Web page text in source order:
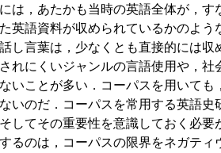
は，あたかも当時の英語全体が，
英語資料が収められているかのよ
し言葉は，少なくとも直接的には
れにくいジャンルの言語使用や，
いことが多い．コーパスを用いて
いのだ．コーパスを常用する英語
してその重要性を意識しておく必要
るのは，コーパスの限界をネガティ